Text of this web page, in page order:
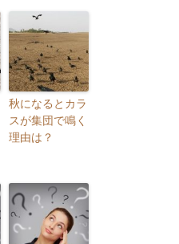
秋になるとカラ
スが集団で鳴く
理由は？